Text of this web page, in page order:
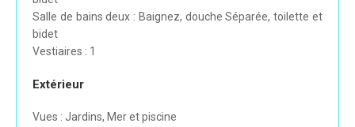
Salle de bains deux : Baignez, douche Séparée, toilette et
bidet
Vestiaires : 1
Extérieur
Vues : Jardins, Mer et piscine